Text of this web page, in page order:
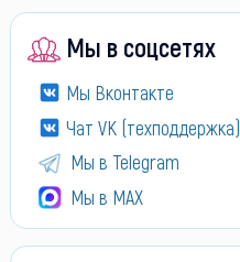
Мы в соцсетях
Мы Вконтакте
Чат VK (техподдержка)
Мы в Telegram
Мы в МАХ